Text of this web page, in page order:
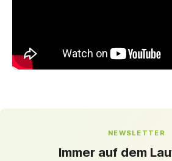
NEWSLETTER
Immer auf dem